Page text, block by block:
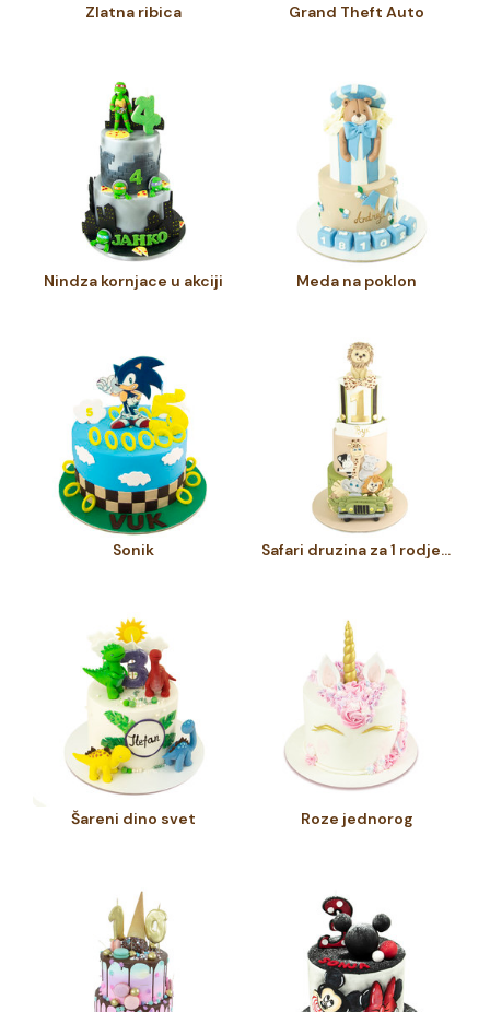
Zlatna ribica Grand Theft Auto
Nindza kornjace u akciji Meda na poklon
Sonik Safari druzina za 1 rodjendan
Šareni dino svet Roze jednorog